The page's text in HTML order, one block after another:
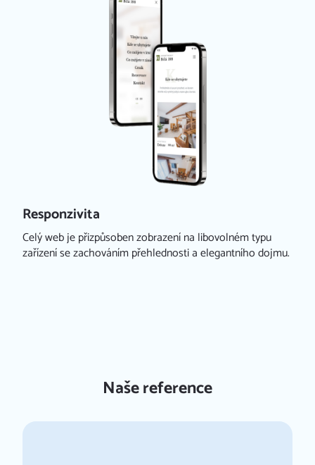
Úvod
Naše služby
Reference
Responzivita
Celý web je přizpůsoben zobrazení na libovolném typu
zařízení se zachováním přehlednosti a elegantního dojmu.
Naše reference